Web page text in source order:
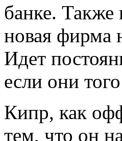
банке. Также
новая фирма
Идет
если они
Кипр, как
тем, что он